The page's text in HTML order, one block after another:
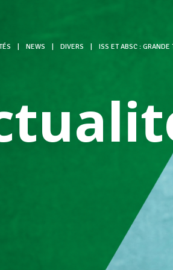
NEWS DIVERS ISS ET ABSC :